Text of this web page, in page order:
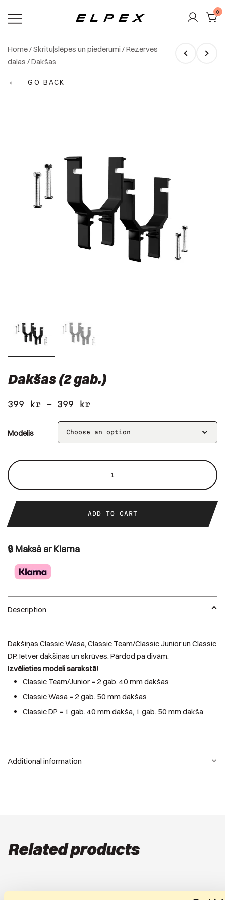
0
Home/Skrituļslēpes un piederumi /Rezerves
daļas /Dakšas
← GO BACK
Dakšas (2 gab.)
399 kr – 399 kr
Modelis
(2
gab.)
quantity
ADD TO CART
🔒 Maksā ar Klarna
Description
Dakšiņas Classic Wasa, Classic Team/Classic Junior un Classic
DP. Ietver dakšiņas un skrūves. Pārdod pa divām.
Izvēlieties modeli sarakstā!
Classic Team/Junior = 2 gab. 40 mm dakšas
Classic Wasa = 2 gab. 50 mm dakšas
Classic DP = 1 gab. 40 mm dakša, 1 gab. 50 mm dakša
Additional information
Related products